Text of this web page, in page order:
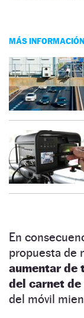
MÁS INFORMACIÓN
En
propuesta de
aumentar de
del carnet
del móvil